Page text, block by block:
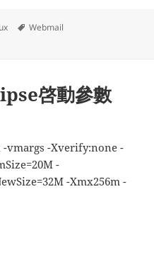
Tags
Webmail
安裝流程
啓動參數
-vmargs -Xverify:none -
-
-Xmx256m -